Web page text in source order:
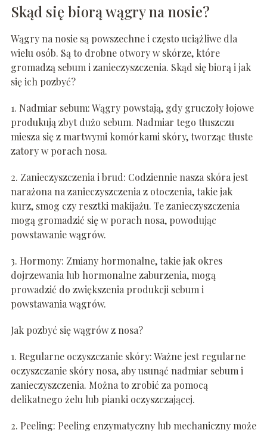
Skąd się biorą wągry na nosie?
Wągry na nosie są powszechne i często uciążliwe dla
wielu osób. Są to drobne otwory w skórze, które
gromadzą sebum i zanieczyszczenia. Skąd się biorą i jak
się ich pozbyć?
1. Nadmiar sebum: Wągry powstają, gdy gruczoły łojowe
produkują zbyt dużo sebum. Nadmiar tego tłuszczu
miesza się z martwymi komórkami skóry, tworząc tłuste
zatory w porach nosa.
2. Zanieczyszczenia i brud: Codziennie nasza skóra jest
narażona na zanieczyszczenia z otoczenia, takie jak
kurz, smog czy resztki makijażu. Te zanieczyszczenia
mogą gromadzić się w porach nosa, powodując
powstawanie wągrów.
3. Hormony: Zmiany hormonalne, takie jak okres
dojrzewania lub hormonalne zaburzenia, mogą
prowadzić do zwiększenia produkcji sebum i
powstawania wągrów.
Jak pozbyć się wągrów z nosa?
1. Regularne oczyszczanie skóry: Ważne jest regularne
oczyszczanie skóry nosa, aby usunąć nadmiar sebum i
zanieczyszczenia. Można to zrobić za pomocą
delikatnego żelu lub pianki oczyszczającej.
2. Peeling: Peeling enzymatyczny lub mechaniczny może